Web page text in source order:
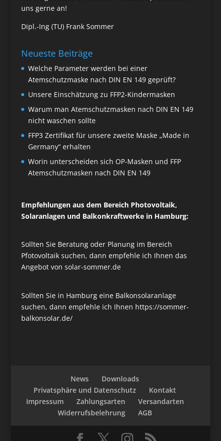
uns gerne an!
Dipl.-Ing (TU) Frank Sommer
Neueste Beiträge
Welche Parameter werden bei einer
Atemschutzmaske nach DIN EN 149 geprüft?
Unsere Einschätzung zu FFP2-Kindermasken
Warum man Atemschutzmasken nach DIN EN 149
nicht waschen sollte
FFP3 Zertifikat für unsere zweite Maske „Made in
Germany“ erhalten
Worin unterscheiden sich OP-Masken und FFP
Atemschutzmasken nach DIN EN 149
Empfehlungen aus dem Bereich Photovoltaik,
Solaranlagen und Balkonkraftwerke in Hamburg:
Sollten Sie Beratung oder Planung im Bereich
Pfotovoltaik suchen, dann empfehle ich Ihnen das
Angebot von solar-sommer.de
Sollten Sie in Hamburg eine Balkonsolaranlage
suchen, dann empfehle ich Ihnen https://sommer-
balkonsolar.de/
News
Downloads
Privatsphäre und Datenschutz
Kontakt
Impressum
Zahlungsarten
Versandarten
Widerrufsbelehrung
AGB